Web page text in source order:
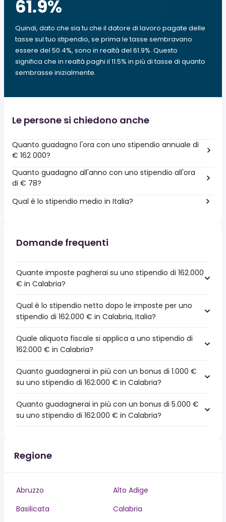
61.9%
Quindi, dato che sia tu che il datore di lavoro pagate delle
tasse sul tuo stipendio, se prima le tasse sembravano
essere del 50.4%, sono in realtà del 61.9%. Questo
significa che in realtà paghi il 11.5% in più di tasse di quanto
sembrasse inizialmente.
Le persone si chiedono anche
Quanto guadagno l'ora con uno stipendio annuale di
€ 162 000?
Quanto guadagno all'anno con uno stipendio all'ora
di € 78?
Qual è lo stipendio medio in Italia?
Domande frequenti
Quante imposte pagherai su uno stipendio di 162.000
€ in Calabria?
Qual è lo stipendio netto dopo le imposte per uno
stipendio di 162.000 € in Calabria, Italia?
Quale aliquota fiscale si applica a uno stipendio di
162.000 € in Calabria?
Quanto guadagnerai in più con un bonus di 1.000 €
su uno stipendio di 162.000 € in Calabria?
Quanto guadagnerai in più con un bonus di 5.000 €
su uno stipendio di 162.000 € in Calabria?
Regione
Abruzzo
Alto Adige
Basilicata
Calabria